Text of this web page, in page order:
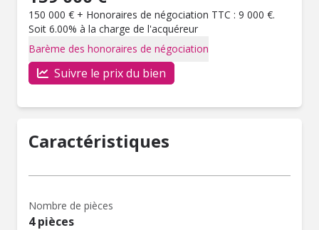
150 000 € + Honoraires de négociation TTC : 9 000 €.
Soit 6.00% à la charge de l'acquéreur
Barème des honoraires de négociation
Suivre le prix du bien
Caractéristiques
Nombre de pièces
4 pièces